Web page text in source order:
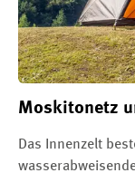
Moskitonetz
Das Innenzelt